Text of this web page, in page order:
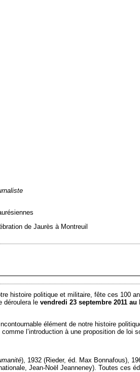
de Jaurès à Montreuil
histoire politique et militaire, fête ces 100
déroulera le vendredi 23 septembre 2011 au
élément de notre histoire
l’introduction à une proposition de loi
), 1932 (Rieder, éd. Max Bonnafous),
Jean-Noël Jeanneney). Toutes ces